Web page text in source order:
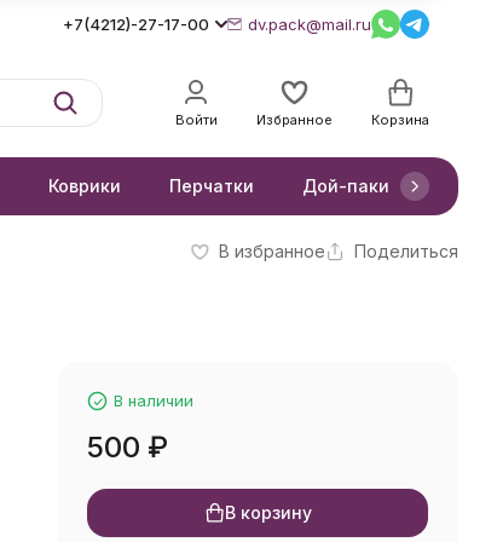
+7(4212)-27-17-00 dv.pack@mail.ru
Войти Избранное Корзина
Коврики Перчатки Дой-паки
В избранное Поделиться
В наличии
500 ₽
В корзину